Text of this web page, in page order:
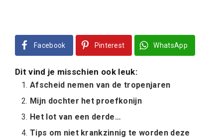
Facebook Pinterest WhatsApp
Dit vind je misschien ook leuk:
Afscheid nemen van de tropenjaren
Mijn dochter het proefkonijn
Het lot van een derde…
Tips om niet krankzinnig te worden deze